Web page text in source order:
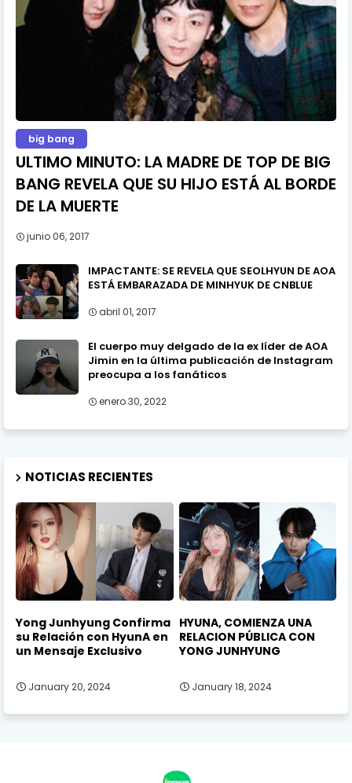
big bang
ULTIMO MINUTO: LA MADRE DE TOP DE BIG
BANG REVELA QUE SU HIJO ESTÁ AL BORDE
DE LA MUERTE
junio 06, 2017
IMPACTANTE: SE REVELA QUE SEOLHYUN DE AOA
ESTÁ EMBARAZADA DE MINHYUK DE CNBLUE
abril 01, 2017
El cuerpo muy delgado de la ex líder de AOA
Jimin en la última publicación de Instagram
preocupa a los fanáticos
enero 30, 2022
NOTICIAS RECIENTES
Yong Junhyung Confirma
su Relación con HyunA en
un Mensaje Exclusivo
January 20, 2024
HYUNA, COMIENZA UNA
RELACION PÚBLICA CON
YONG JUNHYUNG
January 18, 2024